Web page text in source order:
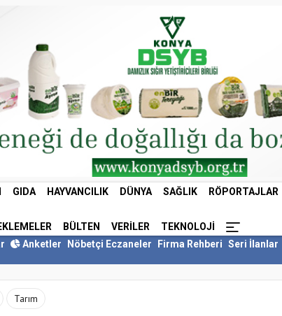
GIDA HAYVANCILIK DÜNYA SAĞLIK RÖPORTAJLAR
BÜLTEN VERILER
TEKNOLOJI
Anketler Nöbetçi Eczaneler Firma Rehberi Seri İlanlar
Tarım